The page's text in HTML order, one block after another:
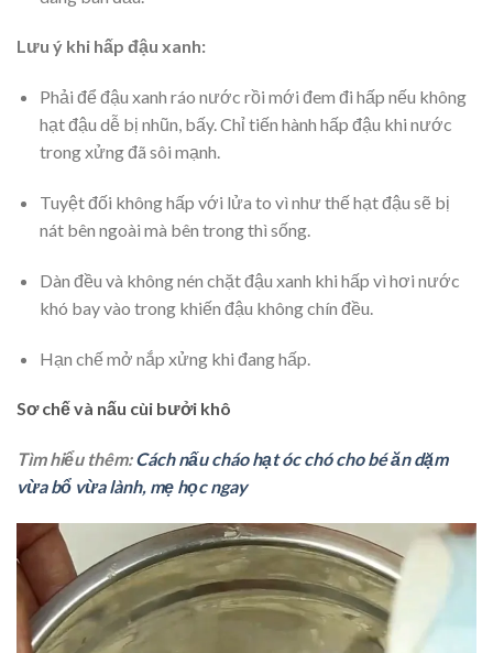
Lưu ý khi hấp đậu xanh:
Phải để đậu xanh ráo nước rồi mới đem đi hấp nếu không
hạt đậu dễ bị nhũn, bấy. Chỉ tiến hành hấp đậu khi nước
trong xửng đã sôi mạnh.
Tuyệt đối không hấp với lửa to vì như thế hạt đậu sẽ bị
nát bên ngoài mà bên trong thì sống.
Dàn đều và không nén chặt đậu xanh khi hấp vì hơi nước
khó bay vào trong khiến đậu không chín đều.
Hạn chế mở nắp xửng khi đang hấp.
Sơ chế và nấu cùi bưởi khô
Tìm hiểu thêm:Cách nấu cháo hạt óc chó cho bé ăn dặm
vừa bổ vừa lành, mẹ học ngay